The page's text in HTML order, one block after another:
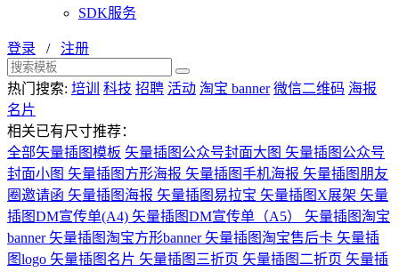
SDK服务
登录 / 注册
热门搜索: 培训 科技 招聘 活动 淘宝 banner 微信二维码 海报
名片
相关已有尺寸推荐：
全部矢量插图模板 矢量插图公众号封面大图 矢量插图公众号
封面小图 矢量插图方形海报 矢量插图手机海报 矢量插图朋友
圈邀请函 矢量插图海报 矢量插图易拉宝 矢量插图X展架 矢量
插图DM宣传单(A4) 矢量插图DM宣传单（A5） 矢量插图淘宝
banner 矢量插图淘宝方形banner 矢量插图淘宝售后卡 矢量插
图logo 矢量插图名片 矢量插图三折页 矢量插图二折页 矢量插